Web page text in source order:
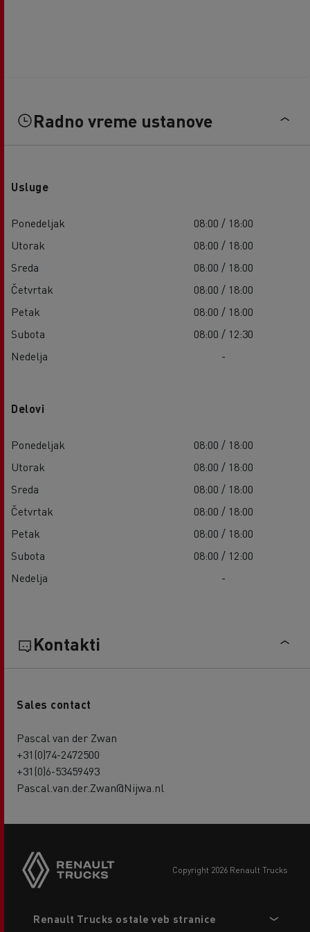
Radno vreme ustanove
Usluge
Ponedeljak
08:00 / 18:00
Utorak
08:00 / 18:00
Sreda
08:00 / 18:00
Četvrtak
08:00 / 18:00
Petak
08:00 / 18:00
Subota
08:00 / 12:30
Nedelja
-
Delovi
Ponedeljak
08:00 / 18:00
Utorak
08:00 / 18:00
Sreda
08:00 / 18:00
Četvrtak
08:00 / 18:00
Petak
08:00 / 18:00
Subota
08:00 / 12:00
Nedelja
-
Kontakti
Sales contact
Pascal van der Zwan
+31(0)74-2472500
+31(0)6-53459493
Pascal.van.der.Zwan@Nijwa.nl
copyright 2026 Renault Trucks
menu
Renault Trucks ostale veb stranice